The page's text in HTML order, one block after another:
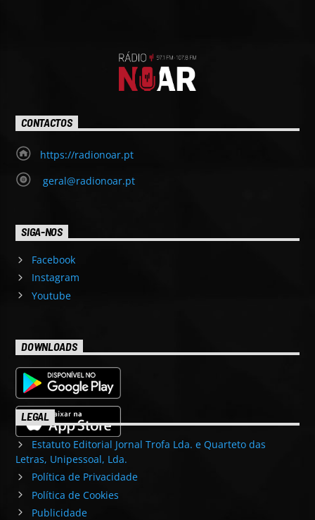
CONTACTOS
https://radionoar.pt
geral@radionoar.pt
SIGA-NOS
Facebook
Instagram
Youtube
DOWNLOADS
LEGAL
Estatuto Editorial Jornal Trofa Lda. e Quarteto das
Letras, Unipessoal, Lda.
Política de Privacidade
Política de Cookies
Publicidade